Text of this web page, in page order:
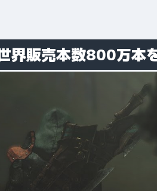
界販売本数800万本